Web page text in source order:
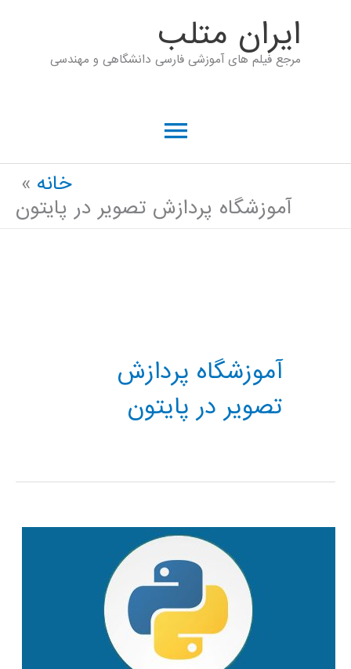
ايران متلب
مرجع فیلم های آموزشی فارسی دانشگاهی و مهندسی
فهرست
خانه
آموزشگاه پردازش تصویر در پایتون
آموزشگاه پردازش
تصویر در پایتون